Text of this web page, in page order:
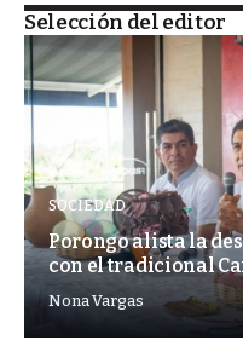
Selección del editor
SOCIEDAD
Porongo alista la
con el tradicional
Nona Vargas